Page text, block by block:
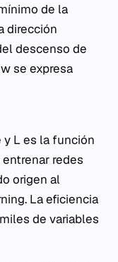
de la
dirección
descenso de
wse expresa
y L es la función
redes
origen al
. La eficiencia
de variables